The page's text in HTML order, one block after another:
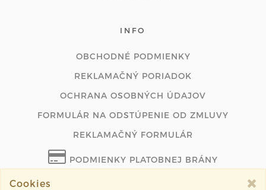
INFO
OBCHODNÉ PODMIENKY
REKLAMAČNÝ PORIADOK
OCHRANA OSOBNÝCH ÚDAJOV
FORMULÁR NA ODSTÚPENIE OD ZMLUVY
REKLAMAČNÝ FORMULÁR
PODMIENKY PLATOBNEJ BRÁNY
Cookies